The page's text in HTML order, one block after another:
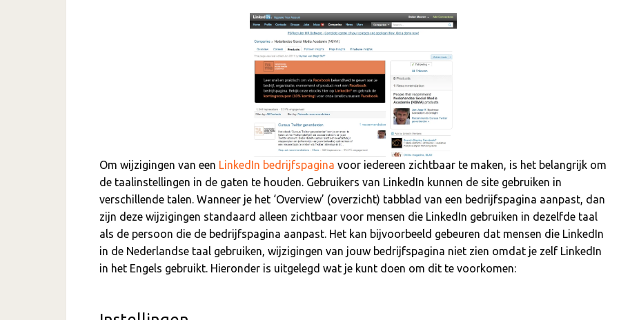
Om wijzigingen van een LinkedIn bedrijfspagina voor iedereen zichtbaar te maken, is het belangrijk om
de taalinstellingen in de gaten te houden. Gebruikers van LinkedIn kunnen de site gebruiken in
verschillende talen. Wanneer je het ‘Overview’ (overzicht) tabblad van een bedrijfspagina aanpast, dan
zijn deze wijzigingen standaard alleen zichtbaar voor mensen die LinkedIn gebruiken in dezelfde taal
als de persoon die de bedrijfspagina aanpast. Het kan bijvoorbeeld gebeuren dat mensen die LinkedIn
in de Nederlandse taal gebruiken, wijzigingen van jouw bedrijfspagina niet zien omdat je zelf LinkedIn
in het Engels gebruikt. Hieronder is uitgelegd wat je kunt doen om dit te voorkomen: